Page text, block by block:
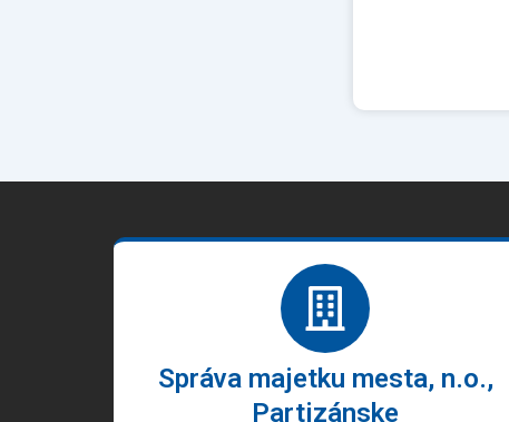
Správa majetku mesta, n.o.,
Partizánske